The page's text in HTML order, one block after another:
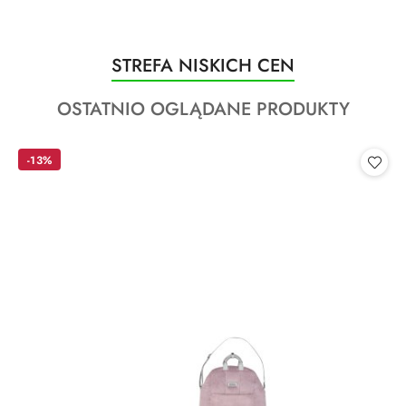
Pomiń karuzelę produktów
Produkty
o
statusie:
STREFA NISKICH CEN
Produkty
statusie:
OSTATNIO OGLĄDANE PRODUKTY
-13%